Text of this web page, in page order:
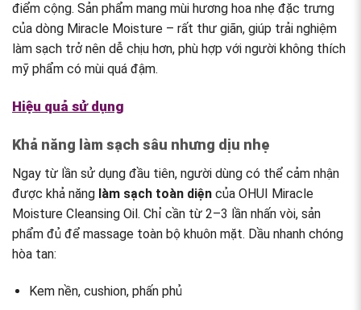
điểm cộng. Sản phẩm mang mùi hương hoa nhẹ đặc trưng
của dòng Miracle Moisture – rất thư giãn, giúp trải nghiệm
làm sạch trở nên dễ chịu hơn, phù hợp với người không thích
mỹ phẩm có mùi quá đậm.
Hiệu quả sử dụng
Khả năng làm sạch sâu nhưng dịu nhẹ
Ngay từ lần sử dụng đầu tiên, người dùng có thể cảm nhận
được khả năng làm sạch toàn diện của OHUI Miracle
Moisture Cleansing Oil. Chỉ cần từ 2–3 lần nhấn vòi, sản
phẩm đủ để massage toàn bộ khuôn mặt. Dầu nhanh chóng
hòa tan:
Kem nền, cushion, phấn phủ